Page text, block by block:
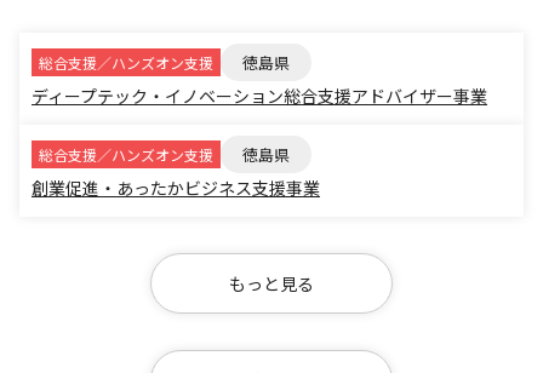
総合支援／ハンズオン支援 徳島県
ディープテック・イノベーション総合支援アドバイザー事業
総合支援／ハンズオン支援 徳島県
創業促進・あったかビジネス支援事業
もっと見る